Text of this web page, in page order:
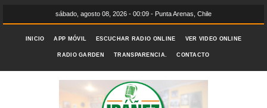
sábado, agosto 08, 2026 - 00:09 - Punta Arenas, Chile
INICIO APP MÓVIL ESCUCHAR RADIO ONLINE VER VIDEO ONLINE
RADIO GARDEN TRANSPARENCIA. CONTACTO